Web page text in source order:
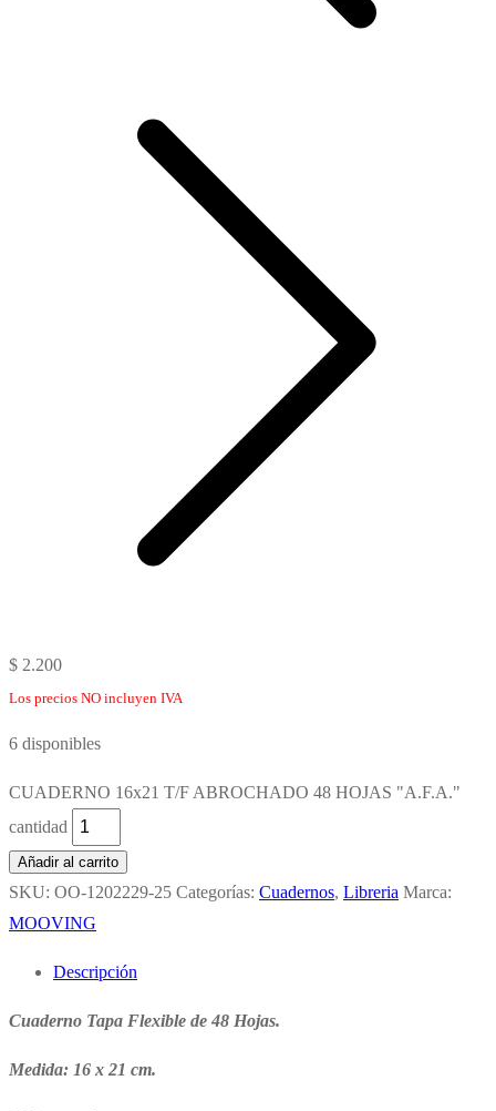
$ 2.200
Los precios NO incluyen IVA
6 disponibles
CUADERNO 16x21 T/F ABROCHADO 48 HOJAS "A.F.A."
cantidad
Añadir al carrito
SKU: OO-1202229-25 Categorías: Cuadernos, Libreria Marca:
MOOVING
Descripción
Cuaderno Tapa Flexible de 48 Hojas.
Medida: 16 x 21 cm.